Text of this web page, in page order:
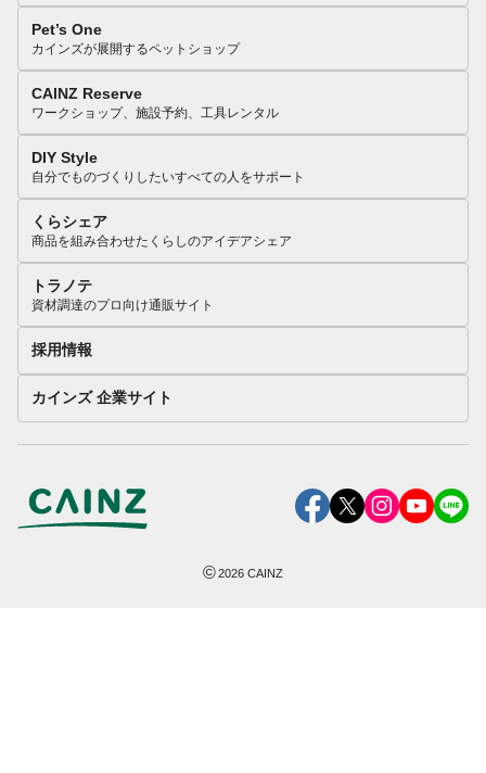
Pet’s One
カインズが展開するペットショップ
CAINZ Reserve
ワークショップ、施設予約、工具レンタル
DIY Style
自分でものづくりしたいすべての人をサポート
くらシェア
商品を組み合わせたくらしのアイデアシェア
トラノテ
資材調達のプロ向け通販サイト
採用情報
カインズ 企業サイト
©2026 CAINZ